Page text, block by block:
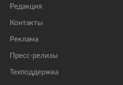
Редакция
Контакты
Реклама
Пресс-релизы
Техподдержка